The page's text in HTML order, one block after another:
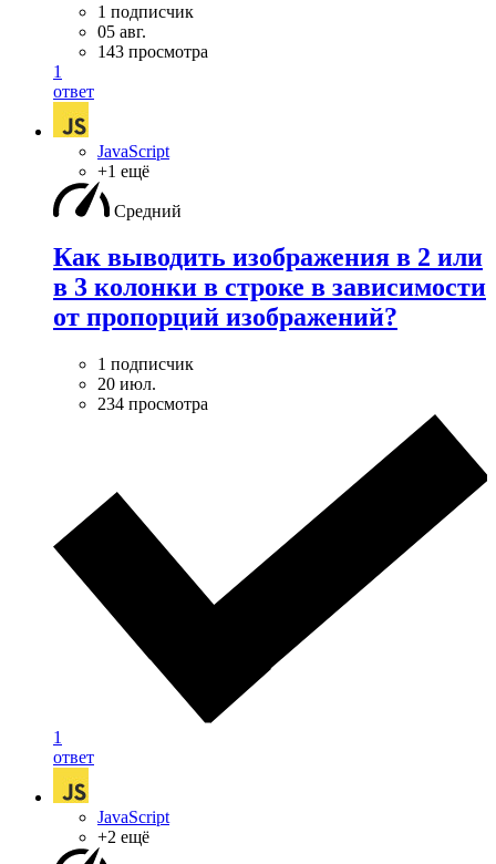
1 подписчик
05 авг.
143 просмотра
1
ответ
JavaScript
+1 ещё
Средний
Как выводить изображения в 2 или
в 3 колонки в строке в зависимости
от пропорций изображений?
1 подписчик
20 июл.
234 просмотра
1
ответ
JavaScript
+2 ещё